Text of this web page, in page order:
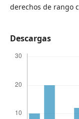
derechos de rango
Descargas